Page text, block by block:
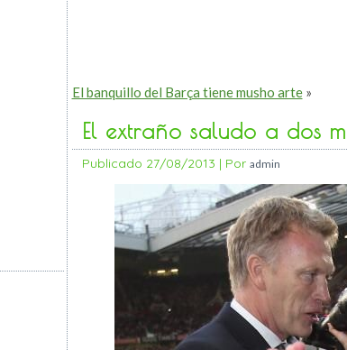
El banquillo del Barça tiene musho arte»
El extraño saludo a dos
Publicado 27/08/2013 | Por admin